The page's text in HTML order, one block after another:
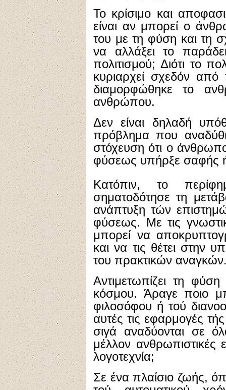
Το κρίσιμο και
είναι αν μπορεί ο
του με τη φύση και τη
να αλλάξει το
πολιτισμού; Διότι το
κυριαρχεί σχεδόν
διαμορφώθηκε το
ανθρώπου.
Δεν είναι δηλαδή
πρόβλημα που
στόχευση ότι ο
φύσεως υπήρξε σαφής
Κατόπιν, το
σηματοδότησε τη
ανάπτυξη τών
φύσεως. Με τις
μπορεί να
και να τις θέτει στην
του πρακτικών
Αντιμετωπίζει τη
κόσμου. Άραγε ποιο
φιλοσόφου ή τού
αυτές τις εφαρμογές
σιγά αναδύονται σε
μέλλον ανθρωπιστικές
λογοτεχνία;
Σε ένα πλαίσιο ζωής,